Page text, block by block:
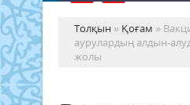
Толқын » Қоғам »
аурулардың алдын-
жолы